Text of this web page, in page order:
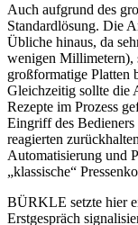
Auch aufgrund des
Standardlösung. Die
Übliche hinaus, da
wenigen Millimetern),
großformatige Platten
Gleichzeitig sollte die
Rezepte im Prozess
Eingriff des Bedieners
reagierten
Automatisierung und
„klassische“
BÜRKLE setzte hier
Erstgespräch